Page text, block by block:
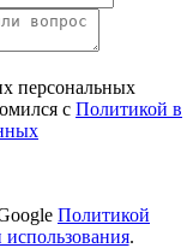
персональных
с Политикой в
Политикой
.